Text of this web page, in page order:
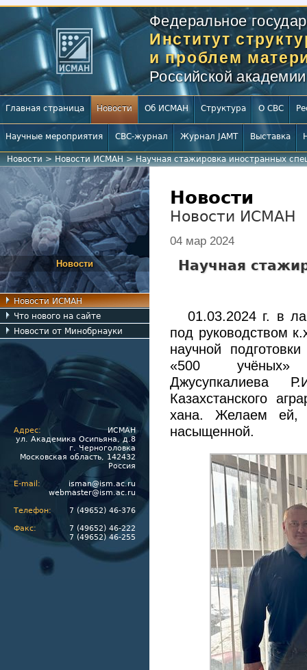
Федеральное
Институт
и проблем
Российской
Главная страница Новости Об ИСМАН Структура О СВС
Научные мероприятия СВС-журнал Журнал JAMT Выставка
Новости>Новости ИСМАН>Научная стажировка иностранных
Новости
Новости ИСМАН
Что нового на сайте
Новости от Минобрнауки
Адрес:
ИСМАН
ул. Академика Осипьяна, д.8
г. Черноголовка
Московская область, 142432
Россия
E-mail:
isman@ism.ac.ru
webmaster@ism.ac.ru
Телефон:
7 (49652) 46-376
Факс:
7 (49652) 46-222
7 (49652) 46-255
Новости
Новости ИСМАН
04 мар 2024
Научная
01.03.2024 г. в
под руководством
научной
«500 учёных»
Джусупкалиева
Казахстанского
хана. Желаем ей,
насыщенной.